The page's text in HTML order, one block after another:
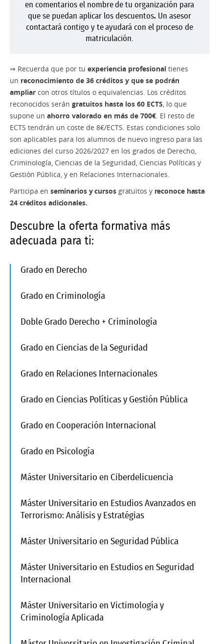
en comentarios el nombre de tu organización para
que se puedan aplicar los descuentos. Un asesor
contactará contigo y te ayudará con el proceso de
matriculación.
⇒ Recuerda que por tu experiencia profesional tienes
un reconocimiento de 36 créditos y que se podrán
ampliar con otros títulos o equivalencias. Los créditos
reconocidos serán gratuitos hasta los 60 ECTS, lo que
supone un ahorro valorado en más de 700€. El resto de
ECTS tendrán un coste de 8€/ECTS. Estas condiciones solo
son aplicables para los alumnos de nuevo ingreso para las
ediciones del curso 2026/2027 en los grados de Derecho,
Criminología, Ciencias de la Seguridad, Ciencias Políticas y
Gestión Pública, y en Relaciones Internacionales.
Participa en seminarios y cursosgratuitos y reconoce hasta
24 créditos adicionales.
Descubre la oferta formativa más
adecuada para ti:
Grado en Derecho
Grado en Criminología
Doble Grado Derecho + Criminología
Grado en Ciencias de la Seguridad
Grado en Relaciones Internacionales
Grado en Ciencias Políticas y Gestión Pública
Grado en Cooperación Internacional
Grado en Psicología
Máster Universitario en Ciberdelicuencia
Máster Universitario en Estudios Avanzados en
Terrorismo: Análisis y Estratégias
Máster Universitario en Seguridad Pública
Máster Universitario en Estudios en Seguridad
Internacional
Máster Universitario en Victimología y
Criminología Aplicada